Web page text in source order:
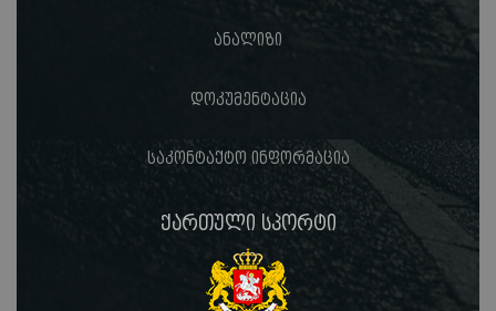
ანალიზი
დოკუმენტაცია
საკონტაქტო ინფორმაცია
ქართული სპორტი